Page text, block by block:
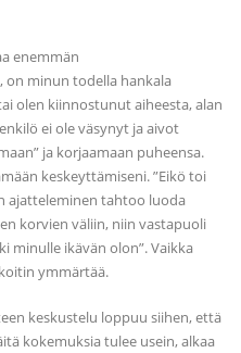
enemmän
minun todella hankala
olen kiinnostunut aiheesta, alan
ei ole väsynyt ja aivot
ja korjaamaan puheensa.
keskeyttämiseni. ”Eikö toi
ajatteleminen tahtoo luoda
korvien väliin, niin vastapuoli
minulle ikävän olon”. Vaikka
ymmärtää.
keskustelu loppuu siihen, että
kokemuksia tulee usein, alkaa